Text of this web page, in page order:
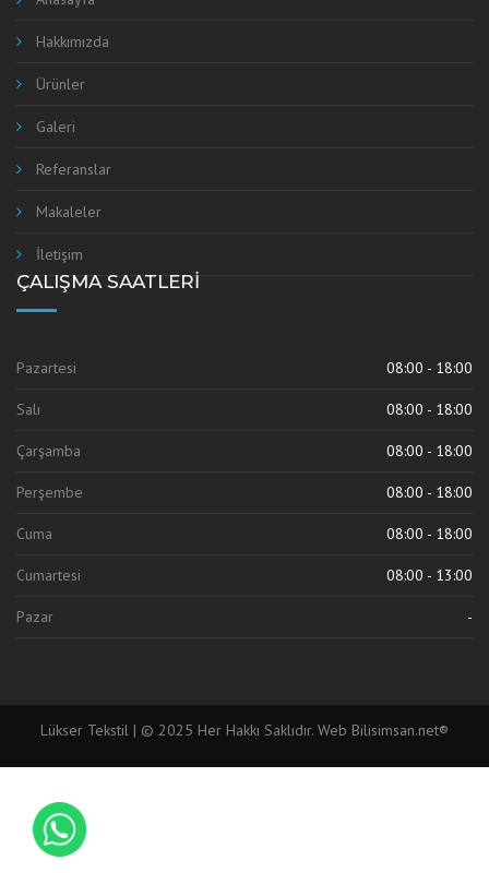
Hakkımızda
Ürünler
Galeri
Referanslar
Makaleler
İletişim
ÇALIŞMA SAATLERI
Pazartesi 08:00 - 18:00
Salı 08:00 - 18:00
Çarşamba 08:00 - 18:00
Perşembe 08:00 - 18:00
Cuma 08:00 - 18:00
Cumartesi 08:00 - 13:00
Pazar -
Lükser Tekstil | © 2025 Her Hakkı Saklıdır. Web Bilisimsan.net®